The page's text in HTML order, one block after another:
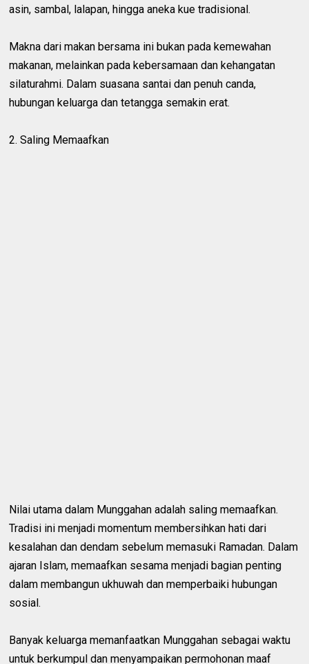
asin, sambal, lalapan, hingga aneka kue tradisional.
Makna dari makan bersama ini bukan pada kemewahan
makanan, melainkan pada kebersamaan dan kehangatan
silaturahmi. Dalam suasana santai dan penuh canda,
hubungan keluarga dan tetangga semakin erat.
2. Saling Memaafkan
Nilai utama dalam Munggahan adalah saling memaafkan.
Tradisi ini menjadi momentum membersihkan hati dari
kesalahan dan dendam sebelum memasuki Ramadan. Dalam
ajaran Islam, memaafkan sesama menjadi bagian penting
dalam membangun ukhuwah dan memperbaiki hubungan
sosial.
Banyak keluarga memanfaatkan Munggahan sebagai waktu
untuk berkumpul dan menyampaikan permohonan maaf